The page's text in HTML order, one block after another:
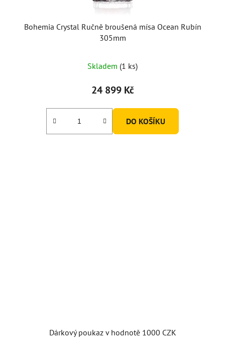
Bohemia Crystal Ručně broušená mísa Ocean Rubín
305mm
Skladem (1 ks)
24 899 Kč
DO KOŠÍKU
Dárkový poukaz v hodnotě 1000 CZK